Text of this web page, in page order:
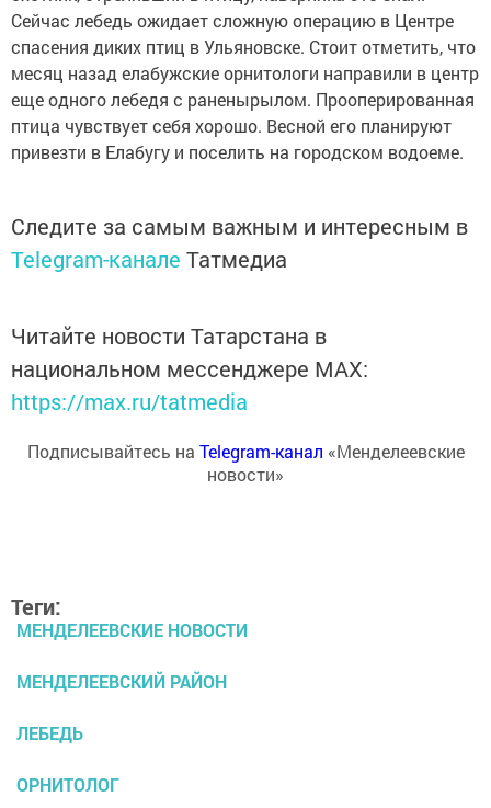
Сейчас лебедь ожидает сложную операцию в Центре
спасения диких птиц в Ульяновске. Стоит отметить, что
месяц назад елабужские орнитологи направили в центр
еще одного лебедя с раненырылом. Прооперированная
птица чувствует себя хорошо. Весной его планируют
привезти в Елабугу и поселить на городском водоеме.
Следите за самым важным и интересным в
Telegram-канале Татмедиа
Читайте новости Татарстана в
национальном мессенджере MАХ:
https://max.ru/tatmedia
Подписывайтесь на Telegram-канал «Менделеевские
новости»
Теги:
МЕНДЕЛЕЕВСКИЕ НОВОСТИ
МЕНДЕЛЕЕВСКИЙ РАЙОН
ЛЕБЕДЬ
ОРНИТОЛОГ